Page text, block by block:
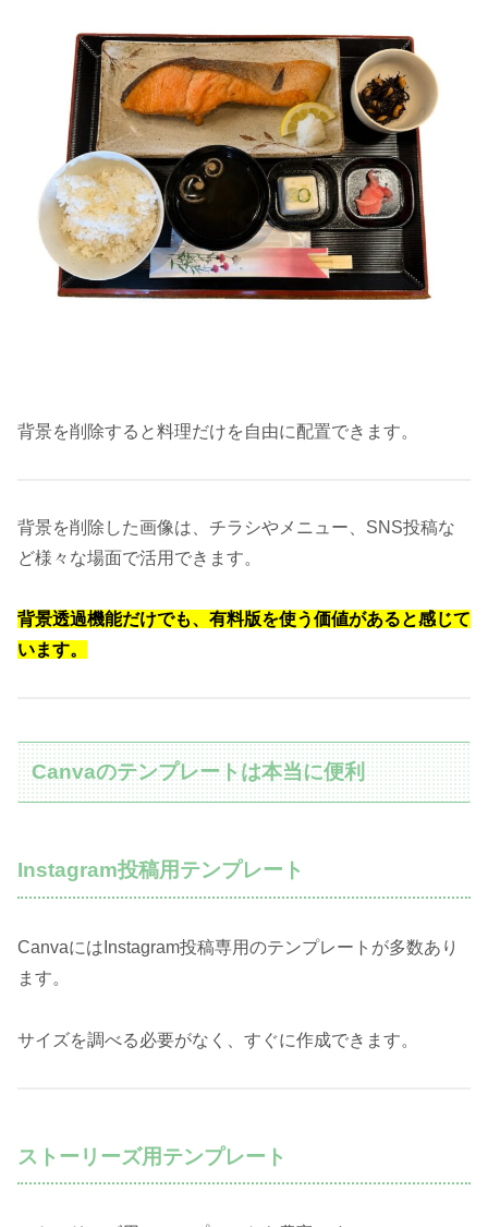
背景を削除すると料理だけを自由に配置できます。
背景を削除した画像は、チラシやメニュー、SNS投稿な
ど様々な場面で活用できます。
背景透過機能だけでも、有料版を使う価値があると感じて
います。
Canvaのテンプレートは本当に便利
Instagram投稿用テンプレート
CanvaにはInstagram投稿専用のテンプレートが多数あり
ます。
サイズを調べる必要がなく、すぐに作成できます。
ストーリーズ用テンプレート